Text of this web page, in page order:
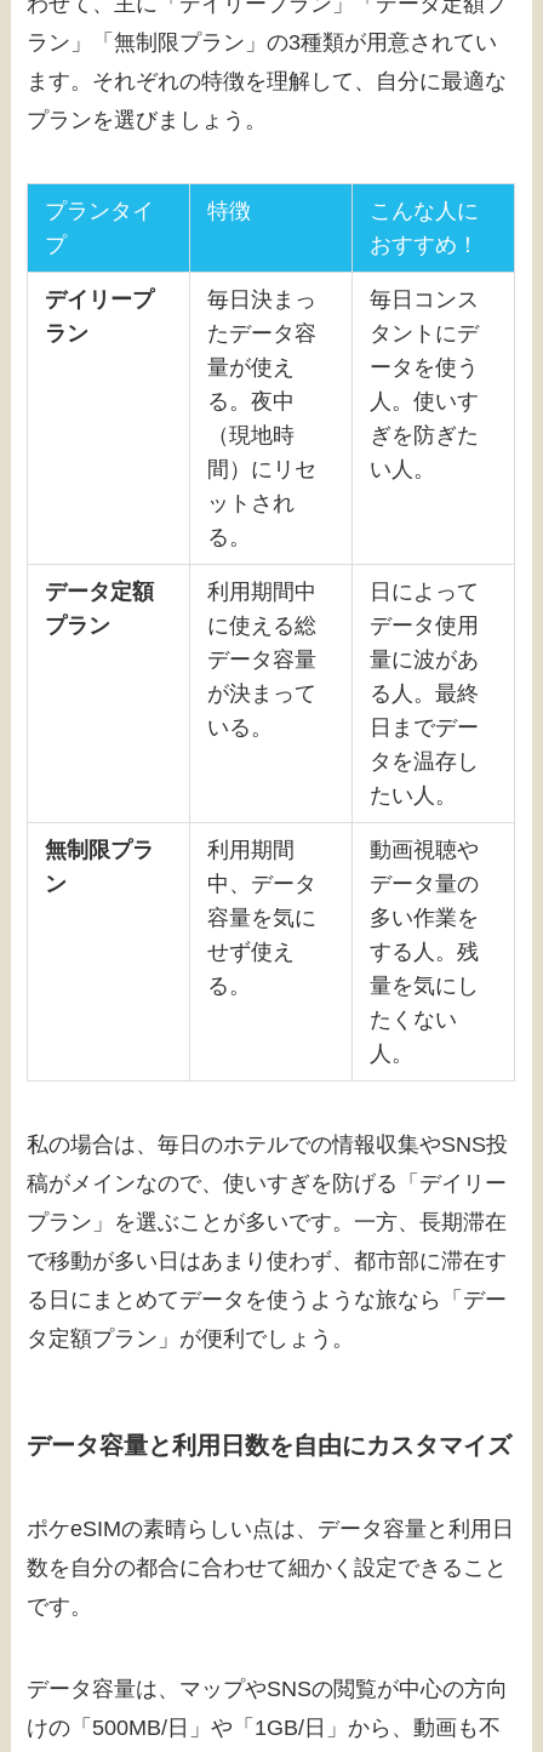
ラン」「無制限プラン」の3種類が用意されてい
ます。それぞれの特徴を理解して、自分に最適な
プランを選びましょう。
プランタイ
プ
特徴
こんな人に
おすすめ！
デイリープ
ラン
毎日決まっ
たデータ容
量が使え
る。夜中
（現地時
間）にリセ
ットされ
る。
毎日コンス
タントにデ
ータを使う
人。使いす
ぎを防ぎた
い人。
データ定額
プラン
利用期間中
に使える総
データ容量
が決まって
いる。
日によって
データ使用
量に波があ
る人。最終
日までデー
タを温存し
たい人。
無制限プラ
ン
利用期間
中、データ
容量を気に
せず使え
る。
動画視聴や
データ量の
多い作業を
する人。残
量を気にし
たくない
人。
私の場合は、毎日のホテルでの情報収集やSNS投
稿がメインなので、使いすぎを防げる「デイリー
プラン」を選ぶことが多いです。一方、長期滞在
で移動が多い日はあまり使わず、都市部に滞在す
る日にまとめてデータを使うような旅なら「デー
タ定額プラン」が便利でしょう。
データ容量と利用日数を自由にカスタマイズ
ポケeSIMの素晴らしい点は、データ容量と利用日
数を自分の都合に合わせて細かく設定できること
です。
データ容量は、マップやSNSの閲覧が中心の方向
けの「500MB/日」や「1GB/日」から、動画も不